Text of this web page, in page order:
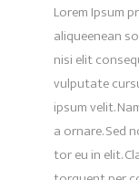
Lorem Ipsum
aliqueenean
nisi elit
vulputate
ipsum velit.
a ornare. Sed
tor eu in elit.